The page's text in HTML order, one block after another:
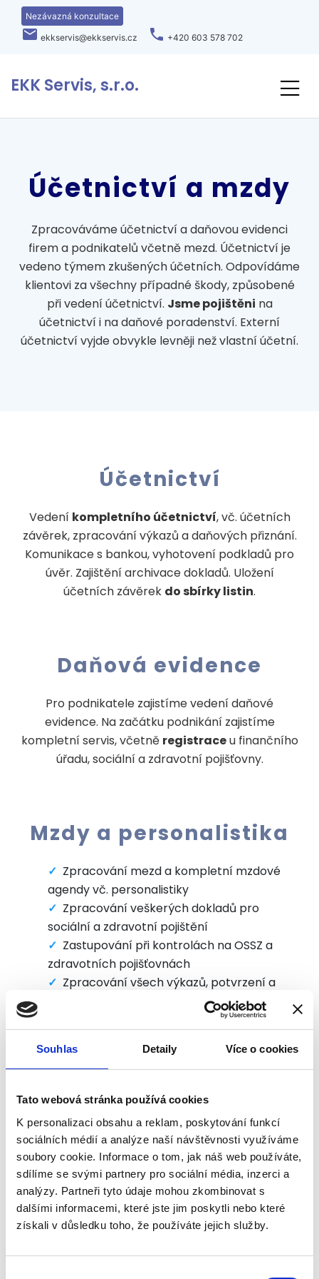
Souhlas Detaily Více o cookies
Tato webová stránka používá cookies
K personalizaci obsahu a reklam, poskytování funkcí
sociálních médií a analýze naší návštěvnosti využíváme
soubory cookie. Informace o tom, jak náš web používáte,
sdílíme se svými partnery pro sociální média, inzerci a
analýzy. Partneři tyto údaje mohou zkombinovat s
dalšími informacemi, které jste jim poskytli nebo které
získali v důsledku toho, že používáte jejich služby.
EKK Servis, s.r.o.
Účetnictví a mzdy
Zpracováváme účetnictví a daňovou evidenci
firem a podnikatelů včetně mezd. Účetnictví je
vedeno týmem zkušených účetních. Odpovídáme
klientovi za všechny případné škody, způsobené
při vedení účetnictví. Jsme pojištěni na
účetnictví i na daňové poradenství. Externí
účetnictví vyjde obvykle levněji než vlastní účetní.
Účetnictví
Vedení kompletního účetnictví, vč. účetních
závěrek, zpracování výkazů a daňových přiznání.
Komunikace s bankou, vyhotovení podkladů pro
úvěr. Zajištění archivace dokladů. Uložení
účetních závěrek do sbírky listin.
Daňová evidence
Pro podnikatele zajistíme vedení daňové
evidence. Na začátku podnikání zajistíme
kompletní servis, včetně registraceu finančního
úřadu, sociální a zdravotní pojišťovny.
Mzdy a personalistika
Zpracování mezd a kompletní mzdové
agendy vč. personalistiky
Zpracování veškerých dokladů pro
sociální a zdravotní pojištění
Zastupování při kontrolách na OSSZ a
zdravotních pojišťovnách
Zpracování všech výkazů, potvrzení a
přehledů pro potřeby zaměstnanců
Provádění ročního zúčtování daně
potřeby finančního úřadu
Zastupování klienta
Zastupování klienta na finančním úřadu,
zdravotních pojišťovnách, OSSZ a ostatních
úřadech. Zastupování při kontrolách.
Nezávazná konzultace
local_post_office ekkservis@ekkservis.cz phone +420 603 578 702